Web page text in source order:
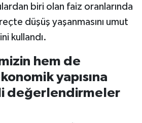
biri olan faiz oranlarında
düşüş yaşanmasını umut
kullandı.
hem de
yapısına
değerlendirmeler